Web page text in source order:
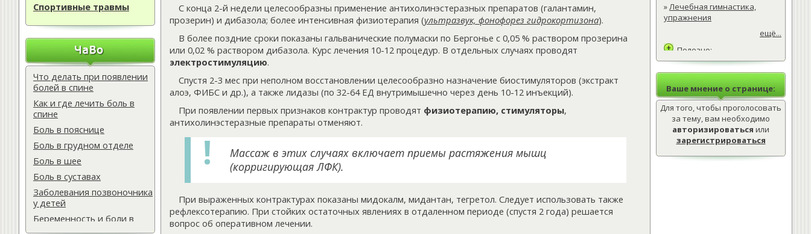
Спортивные травмы
Что делать при появлении
болей в спине
Как и где лечить боль в
спине
Боль в пояснице
Боль в грудном отделе
Боль в шее
Боль в суставах
Заболевания позвоночника
у детей
Беременность и боли в
»Лечебная гимнастика,
упражнения
ещё...
Полезно:
Лечебная физкультура.
Упражнения для спины.
»Остеохондроз.
»Упражнения при грыже
межпозвонкового диска
ещё...
Ваше мнение о странице:
Для того, чтобы проголосовать
за тему, вам необходимо
авторизироваться или
зарегистрироваться
С конца 2-й недели целесообразны применение антихолинэстеразных препаратов (галантамин,
прозерин) и дибазола; более интенсивная физиотерапия (ультразвук, фонофорез гидрокортизона).
В более поздние сроки показаны гальванические полумаски по Бергонье с 0,05 % раствором прозерина
или 0,02 % раствором дибазола. Курс лечения 10-12 процедур. В отдельных случаях проводят
электростимуляцию.
Спустя 2-3 мес при неполном восстановлении целесообразно назначение биостимуляторов (экстракт
алоэ, ФИБС и др.), а также лидазы (по 32-64 ЕД внутримышечно через день 10-12 инъекций).
При появлении первых признаков контрактур проводят физиотерапию, стимуляторы,
антихолинэстеразные препараты отменяют.
Массаж в этих случаях включает приемы растяжения мышц
(корригирующая ЛФК).
При выраженных контрактурах показаны мидокалм, мидантан, тегретол. Следует использовать также
рефлексотерапию. При стойких остаточных явлениях в отдаленном периоде (спустя 2 года) решается
вопрос об оперативном лечении.